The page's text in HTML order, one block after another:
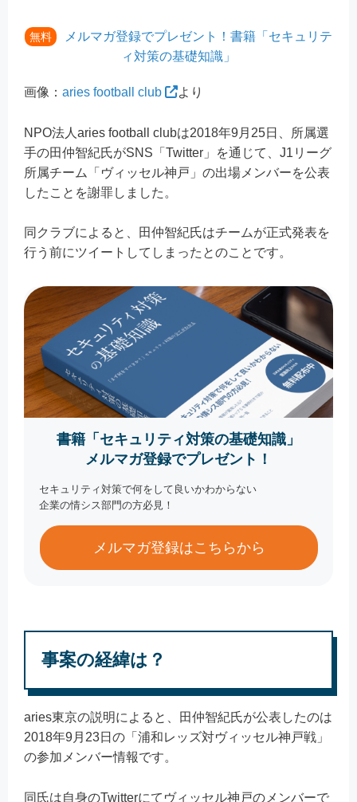
無料
メルマガ登録でプレゼント！書籍「セキュリテ
ィ対策の基礎知識」
画像： aries football club より
NPO法人aries football clubは2018年9月25日、所属選
手の田仲智紀氏がSNS「Twitter」を通じて、J1リーグ
所属チーム「ヴィッセル神戸」の出場メンバーを公表
したことを謝罪しました。
同クラブによると、田仲智紀氏はチームが正式発表を
行う前にツイートしてしまったとのことです。
書籍「セキュリティ対策の基礎知識」
メルマガ登録でプレゼント！
セキュリティ対策で何をして良いかわからない
企業の情シス部門の方必見！
メルマガ登録はこちらから
事案の経緯は？
aries東京の説明によると、田仲智紀氏が公表したのは
2018年9月23日の「浦和レッズ対ヴィッセル神戸戦」
の参加メンバー情報です。
同氏は自身のTwitterにてヴィッセル神戸のメンバーで